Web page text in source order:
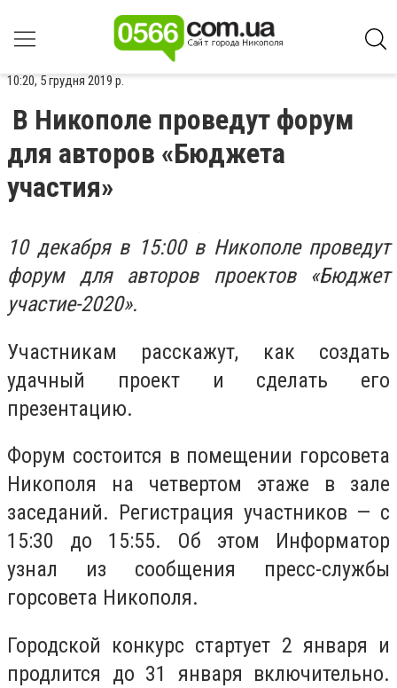
10:20, 5 грудня 2019 р.
В Никополе проведут форум
для авторов «Бюджета
участия»
10 декабря в 15:00 в Никополе проведут
форум для авторов проектов «Бюджет
участие-2020».
Участникам расскажут, как создать
удачный проект и сделать его
презентацию.
Форум состоится в помещении горсовета
Никополя на четвертом этаже в зале
заседаний. Регистрация участников — с
15:30 до 15:55. Об этом Информатор
узнал из сообщения пресс-службы
горсовета Никополя.
Городской конкурс стартует 2 января и
продлится до 31 января включительно.